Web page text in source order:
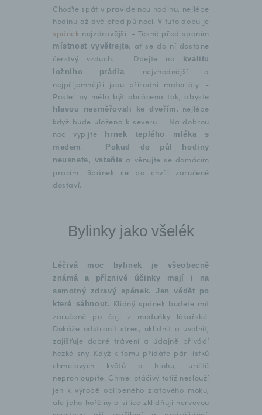
Choďte spát v pravidelnou hodinu, nejlépe
hodinu až dvě před půlnocí. V tuto dobu je
spánek nejzdravější. - Těsně před spaním
místnost vyvětrejte, ať se do ní dostane
čerstvý vzduch. - Dbejte na
kvalitu
ložního prádla, nejvhodnější a
nejpříjemnější jsou přírodní materiály. -
Postel by měla být obrácena tak, abyste
hlavou nesměřovali ke dveřím , nejlépe
když bude uložena k severu. - Na dobrou
noc vypijte
hrnek teplého mléka s
medem . -
Pokud do půl hodiny
neusnete, vstaňte a věnujte se domácím
pracím. Spánek se po chvíli zaručeně
dostaví.
Bylinky jako všelék
Léčivá moc bylinek je všeobecně
známá a příznivé účinky mají i na
samotný zdravý spánek. Jen vědět po
které sáhnout. Klidný spánek budete mít
zaručeně po čaji z meduňky lékařské.
Dokáže odstranit stres, uklidnit a uvolnit,
zajišťuje dobré trávení a údajně přivádí
hezké sny. Když k tomu přidáte pár lístků
chmelových květů a hlohu, určitě
neprohloupíte. Chmel otáčivý totiž neslouží
jen k výrobě oblíbeného zlatavého moku,
ale jeho hořčiny a silice zklidňují nervovou